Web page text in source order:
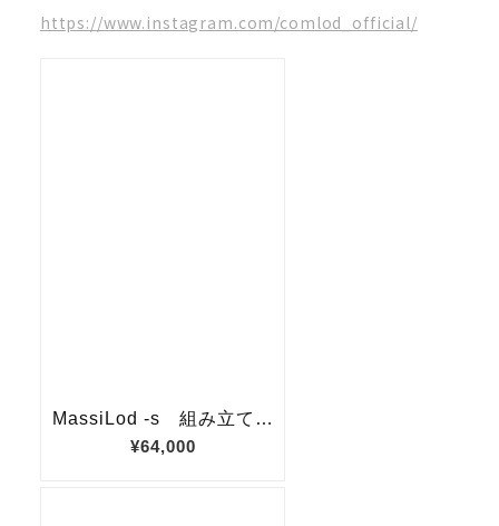
https://www.instagram.com/comlod_official/